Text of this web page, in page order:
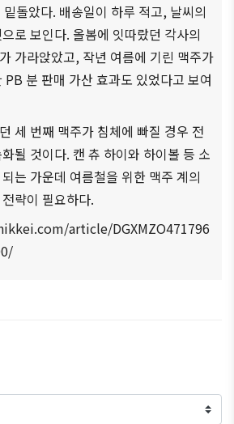
돌았다. 배송일이 하루 적고, 날씨의
로 보인다. 올봄에 잇따랐던 각사의
가라앉았고, 작년 여름에 기린 맥주가
분 판매 가산 효과도 있었다고 보여
세 번째 맥주가 침체에 빠질 경우 전
될 것이다. 캔 츄 하이와 하이볼 등 소
는 가운데 여름철을 위한 맥주 계의
략이 필요하다.
article/DGXMZO471796